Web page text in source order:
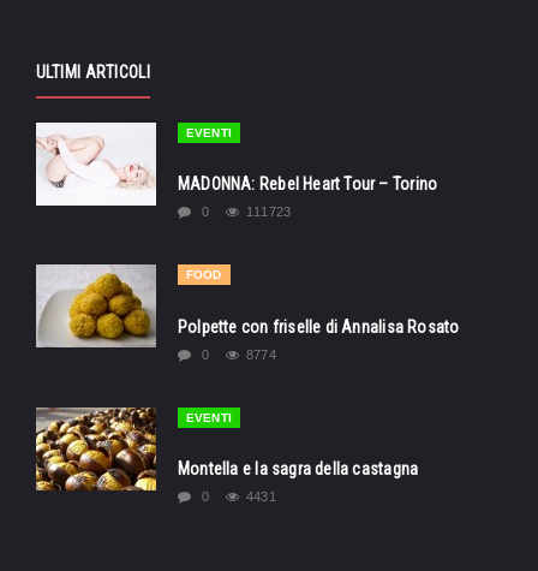
ULTIMI ARTICOLI
EVENTI
MADONNA: Rebel Heart Tour – Torino
0 111723
FOOD
Polpette con friselle di Annalisa Rosato
0 8774
EVENTI
Montella e la sagra della castagna
0 4431